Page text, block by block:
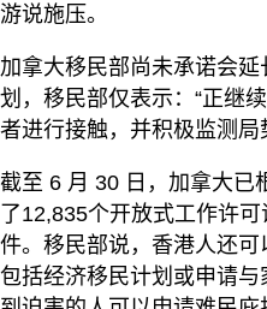
游说施压。
加拿大移民部尚未承诺会
划，移民部仅表示：“正继
者进行接触，并积极监测局
截至 6 月 30 日，加拿大已
了12,835个开放式工作许
件。移民部说，香港人还可
包括经济移民计划或申请